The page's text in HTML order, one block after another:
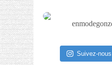
Suivez-